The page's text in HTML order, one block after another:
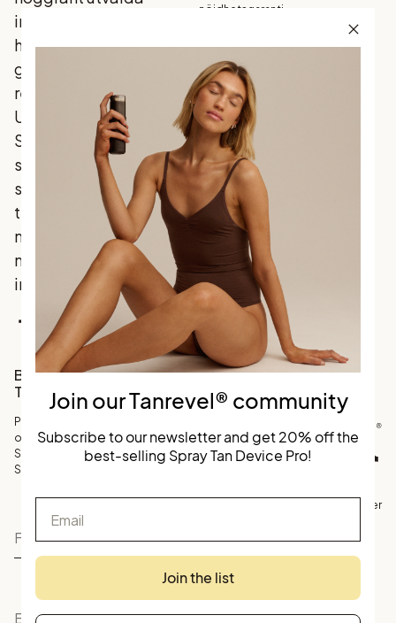
ingredienser som din
hud älskar, och som
ger ett naturligt
resultat - varje gång.
Upptäck
Skandinaviens mest
sålda brun utan sol
som förenar
traditionella favoriter
med
marknadsledande
innovation.
Facebook
Instagram
TikTok
nöjdhetsgaranti
Betalning
Frakt och
leverans
Returer och
byten
Integritetspolicy
Bli en del av vårt
Tanrevel® community
Prenumerera på vårt nyhetsbrev
och få 20% rabatt på
Skandinaviens bästsäljande
Spray Tan Device.
Personuppgifter
Join our Tanrevel® community
Subscribe to our newsletter and get 20% off the
best-selling Spray Tan Device Pro!
Join the list